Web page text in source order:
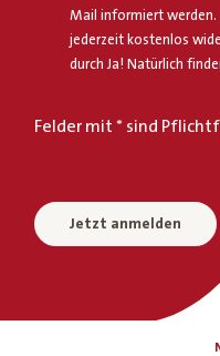
Mail informiert werden.
jederzeit kostenlos
durch Ja! Natürlich
Felder mit * sind
Jetzt anmelden